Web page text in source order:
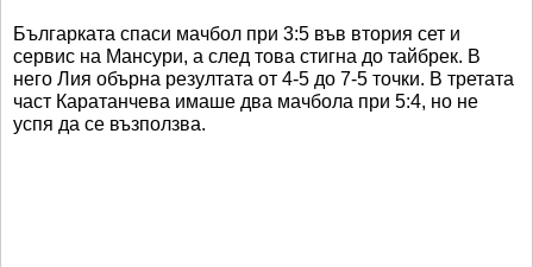
Българката спаси мачбол при 3:5 във втория сет и
сервис на Мансури, а след това стигна до тайбрек. В
него Лия обърна резултата от 4-5 до 7-5 точки. В третата
част Каратанчева имаше два мачбола при 5:4, но не
успя да се възползва.